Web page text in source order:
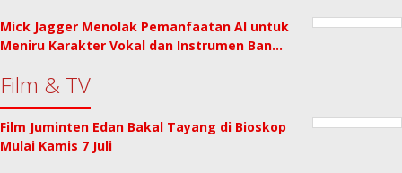
Mick Jagger Menolak Pemanfaatan AI untuk
Meniru Karakter Vokal dan Instrumen Ban…
Film & TV
Film Juminten Edan Bakal Tayang di Bioskop
Mulai Kamis 7 Juli